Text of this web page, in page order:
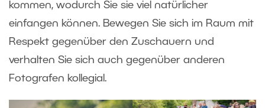
kommen, wodurch Sie sie viel natürlicher
einfangen können. Bewegen Sie sich im Raum mit
Respekt gegenüber den Zuschauern und
verhalten Sie sich auch gegenüber anderen
Fotografen kollegial.